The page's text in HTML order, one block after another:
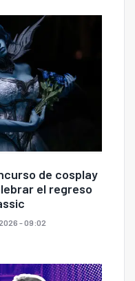
de cosplay
el regreso
- 09:02